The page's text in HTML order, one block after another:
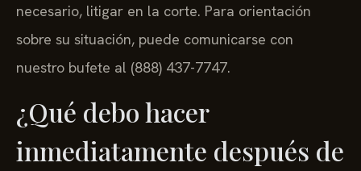
necesario, litigar en la corte. Para orientación
sobre su situación, puede comunicarse con
nuestro bufete al (888) 437-7747.
¿Qué debo hacer
inmediatamente después de